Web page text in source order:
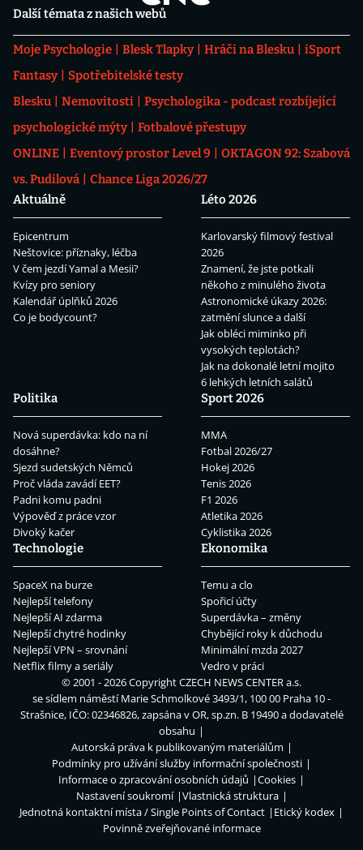
Další témata z našich webů
Moje Psychologie Blesk Tlapky Hráči na Blesku
iSport
Fantasy
Spotřebitelské testy
Blesku
Nemovitosti
Psychologika - podcast rozbíjející
psychologické mýty
Fotbalové přestupy
ONLINE
Eventový prostor Level 9
OKTAGON 92: Szabová
vs. Pudilová
Chance Liga 2026/27
Aktuálně
Epicentrum
Neštovice: příznaky, léčba
V čem jezdí Yamal a Mesii?
Kvízy pro seniory
Kalendář úplňků 2026
Co je bodycount?
Léto 2026
Karlovarský filmový festival
2026
Znamení, že jste potkali
někoho z minulého života
Astronomické úkazy 2026:
zatmění slunce a další
Jak obléci miminko při
vysokých teplotách?
Jak na dokonalé letní mojito
6 lehkých letních salátů
Politika
Nová superdávka: kdo na ní
dosáhne?
Sjezd sudetských Němců
Proč vláda zavádí EET?
Padni komu padni
Výpověď z práce vzor
Divoký kačer
Sport 2026
MMA
Fotbal 2026/27
Hokej 2026
Tenis 2026
F1 2026
Atletika 2026
Cyklistika 2026
Technologie
SpaceX na burze
Nejlepší telefony
Nejlepší AI zdarma
Nejlepší chytré hodinky
Nejlepší VPN – srovnání
Netflix filmy a seriály
Ekonomika
Temu a clo
Spořicí účty
Superdávka – změny
Chybějící roky k důchodu
Minimální mzda 2027
Vedro v práci
© 2001 - 2026 CopyrightCZECH NEWS CENTER a.s.
se sídlem náměstí Marie Schmolkové 3493/1, 100 00 Praha 10 -
Strašnice, IČO: 02346826, zapsána v OR, sp.zn. B 19490 a dodavatelé
obsahu
Autorská práva k publikovaným materiálům
Podmínky pro užívání služby informační společnosti
Informace o zpracování osobních údajů
Cookies
Nastavení soukromí
Vlastnická struktura
Jednotná kontaktní místa / Single Points of Contact
Etický kodex
Povinně zveřejňované informace